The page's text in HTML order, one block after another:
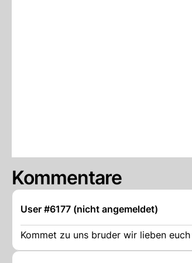
Kommentare
User #6177 (nicht angemeldet)
Kommet zu uns bruder wir lieben